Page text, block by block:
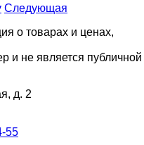
Следующая
о товарах и ценах,
и не является публичной
д. 2
55